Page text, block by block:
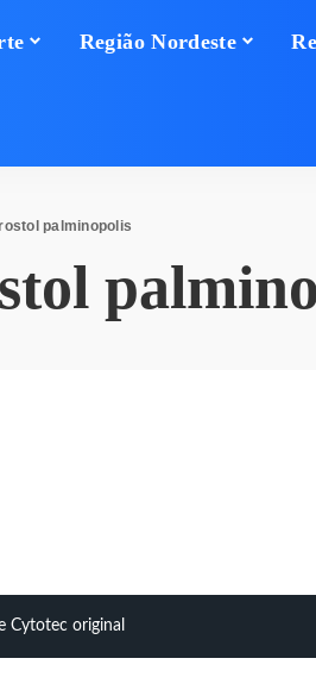
Região Nordeste
palminopolis
Cytotec original